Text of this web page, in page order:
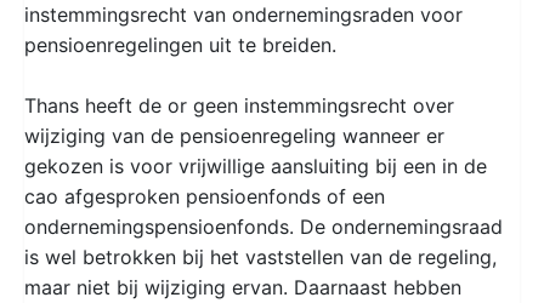
instemmingsrecht van ondernemingsraden voor
pensioenregelingen uit te breiden.
Thans heeft de or geen instemmingsrecht over
wijziging van de pensioenregeling wanneer er
gekozen is voor vrijwillige aansluiting bij een in de
cao afgesproken pensioenfonds of een
ondernemingspensioenfonds. De ondernemingsraad
is wel betrokken bij het vaststellen van de regeling,
maar niet bij wijziging ervan. Daarnaast hebben